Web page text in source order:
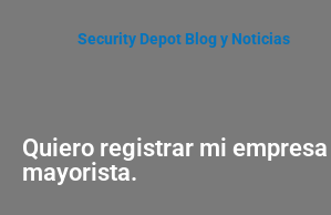
Security Depot Blog y Noticias
Quiero registrar mi
mayorista.